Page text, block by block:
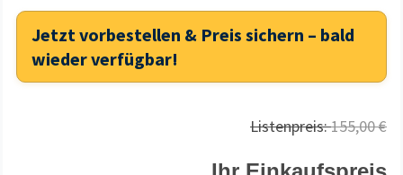
Jetzt vorbestellen & Preis sichern – bald
wieder verfügbar!
Listenpreis:155,00 €